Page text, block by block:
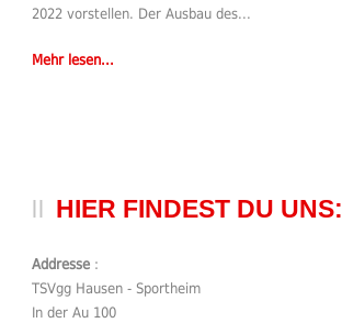
2022 vorstellen. Der Ausbau des...
Mehr lesen...
HIER FINDEST DU UNS:
Addresse :
TSVgg Hausen - Sportheim
In der Au 100